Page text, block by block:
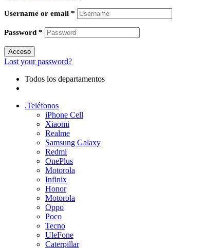
Username or email *
Password *
Acceso
Lost your password?
Todos los departamentos
.Teléfonos
iPhone Cell
Xiaomi
Realme
Samsung Galaxy
Redmi
OnePlus
Motorola
Infinix
Honor
Motorola
Oppo
Poco
Tecno
UleFone
Caterpillar